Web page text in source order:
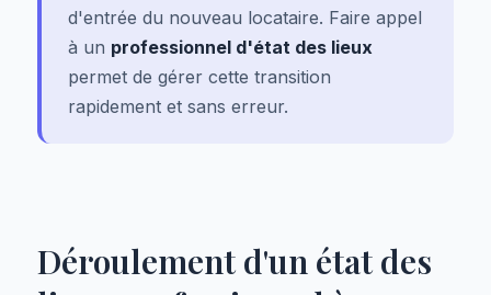
d'entrée du nouveau locataire. Faire appel
à un professionnel d'état des lieux
permet de gérer cette transition
rapidement et sans erreur.
Déroulement d'un état des